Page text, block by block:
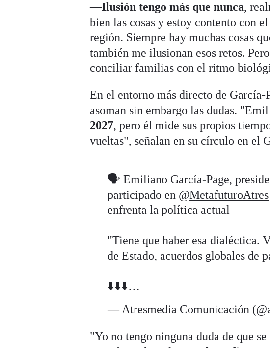
—Ilusión tengo más que nunca,
bien las cosas y estoy contento con
región. Siempre hay muchas cosas
también me ilusionan esos retos.
conciliar familias con el ritmo
En el entorno más directo de
asoman sin embargo las dudas.
2027, pero él mide sus propios
vueltas", señalan en su círculo en el
🗣️ Emiliano García-Page,
participado en @MetafuturoAtres
enfrenta la política actual
"Tiene que haber esa dialéctica.
de Estado, acuerdos globales de
⬇️⬇️⬇️…
— Atresmedia Comunicación
"Yo no tengo ninguna duda de que